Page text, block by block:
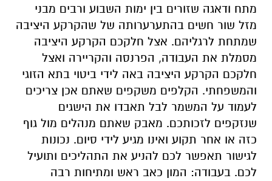
מתח ודאגה שזורים בין ימות השבוע ורבים מבני
מזל שור חשים בהתערערותה של שהקרקע היציבה
שמתחת לרגליהם. אצל חלקכם הקרקע היציבה
מסמלת את העבודה, הפרנסה והקריירה ואצל
חלקכם הקרקע היציבה באה לידי ביטוי בתא הזוגי
והמשפחתי. הקלפים משקפים שאתם אכן צריכים
לעמוד על המשמר לבל תאבדו את הישגים
שנזקפים לזכותכם. מאבק שאתם מנהלים מול גוף
כזה או אחר תקוע ואינו מגיע לידי סיום. נכונות
לגישור תאפשר לכם להניע את התהליכים ותועיל
לכם. בעבודה: המון כאב ראש ומתיחות רבה